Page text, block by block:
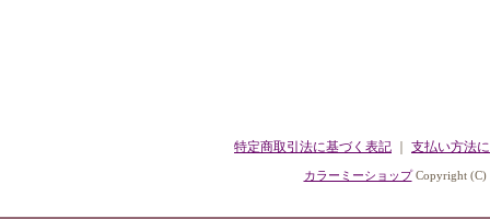
特定商取引法に基づく表記 支払い方法
カラーミーショップCopyright (C)